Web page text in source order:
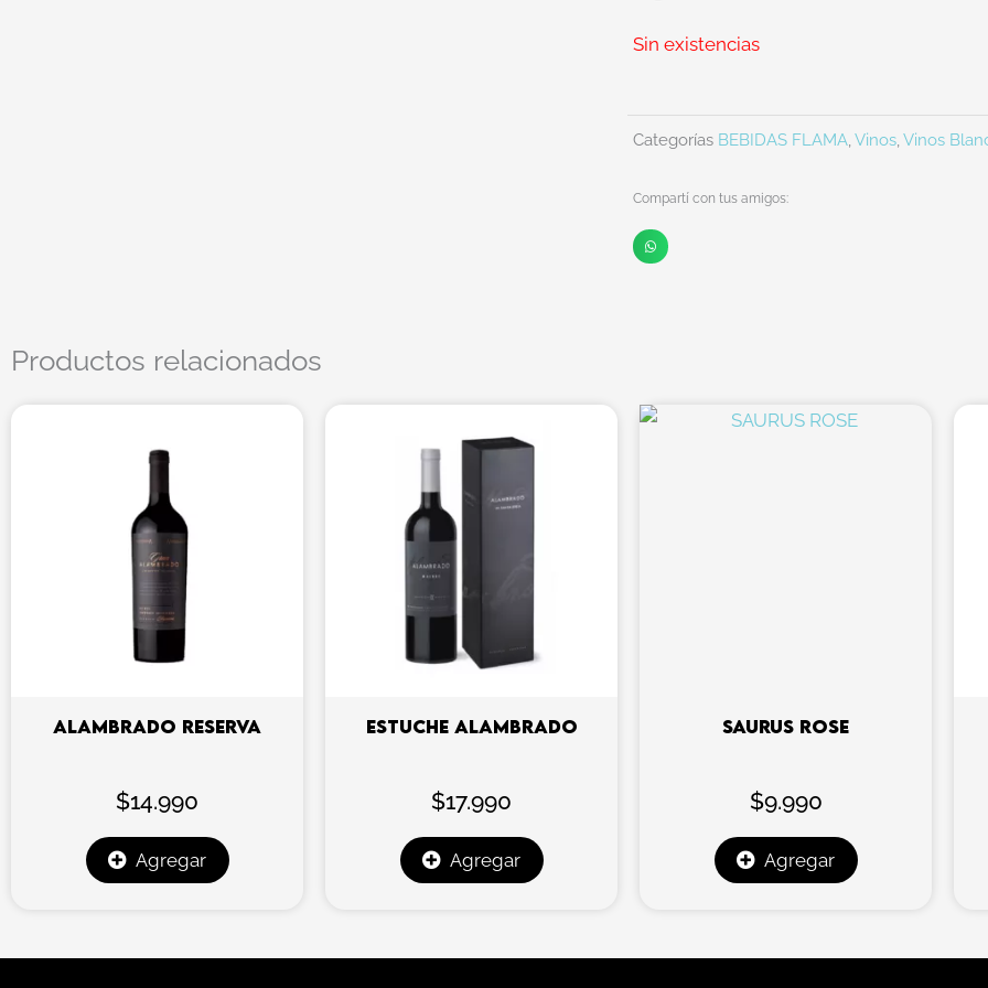
Sin existencias
Categorías BEBIDAS FLAMA, Vinos, Vinos
Compartí con tus amigos:
Productos relacionados
ALAMBRADO RESERVA
$14.990
Agregar
ESTUCHE ALAMBRADO
$17.990
Agregar
SAURUS ROSE
$9.990
Agregar